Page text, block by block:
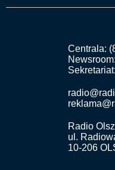
Centrala:
Radio
ul.
10-206